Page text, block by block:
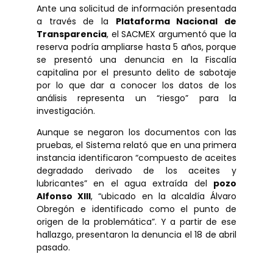
Ante una solicitud de información presentada
a través de la Plataforma Nacional de
Transparencia, el SACMEX argumentó que la
reserva podría ampliarse hasta 5 años, porque
se presentó una denuncia en la Fiscalía
capitalina por el presunto delito de sabotaje
por lo que dar a conocer los datos de los
análisis representa un “riesgo” para la
investigación.
Aunque se negaron los documentos con las
pruebas, el Sistema relató que en una primera
instancia identificaron “compuesto de aceites
degradado derivado de los aceites y
lubricantes” en el agua extraída del pozo
Alfonso XIII, “ubicado en la alcaldía Álvaro
Obregón e identificado como el punto de
origen de la problemática”. Y a partir de ese
hallazgo, presentaron la denuncia el 18 de abril
pasado.